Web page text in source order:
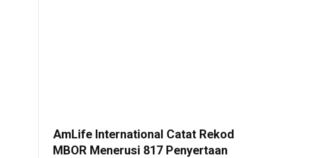
AmLife International Catat Rekod
MBOR Menerusi 817 Penyertaan